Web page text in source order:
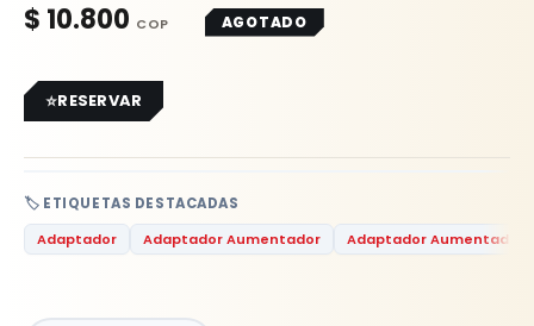
$ 10.800 AGOTADO
🏷️ ETIQUETAS DESTACADAS
Adaptador
Adaptador Aumentador Adaptador Aumentador
RESERVAR